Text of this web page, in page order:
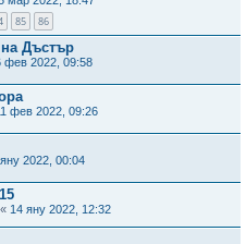
85 86
Дъстър
фев 2022, 09:58
фев 2022, 09:26
2022, 00:04
14 яну 2022, 12:32